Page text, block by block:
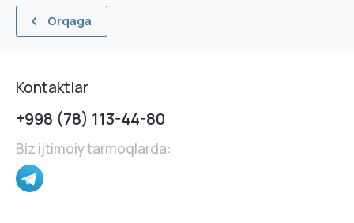
Orqaga
Kontaktlar
+998 (78) 113-44-80
Biz ijtimoiy tarmoqlarda: